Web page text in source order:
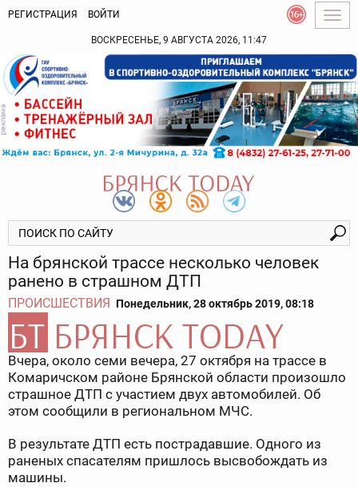
РЕГИСТРАЦИЯ ВОЙТИ
ВОСКРЕСЕНЬЕ, 9 АВГУСТА 2026, 11:47
На брянской трассе несколько человек
ранено в страшном ДТП
ПРОИСШЕСТВИЯ Понедельник, 28 октябрь 2019, 08:18
Вчера, около семи вечера, 27 октября на трассе в
Комаричском районе Брянской области произошло
страшное ДТП с участием двух автомобилей. Об
этом сообщили в региональном МЧС.
В результате ДТП есть пострадавшие. Одного из
раненых спасателям пришлось высвобождать из
машины.